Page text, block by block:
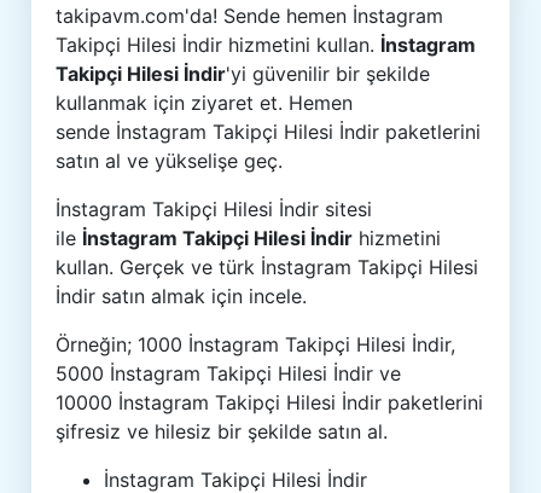
takipavm.com'da! Sende hemen İnstagram
Takipçi Hilesi İndir hizmetini kullan. İnstagram
Takipçi Hilesi İndir'yi güvenilir bir şekilde
kullanmak için ziyaret et. Hemen
sende İnstagram Takipçi Hilesi İndir paketlerini
satın al ve yükselişe geç.
İnstagram Takipçi Hilesi İndir sitesi
ile İnstagram Takipçi Hilesi İndir hizmetini
kullan. Gerçek ve türk İnstagram Takipçi Hilesi
İndir satın almak için incele.
Örneğin; 1000 İnstagram Takipçi Hilesi İndir,
5000 İnstagram Takipçi Hilesi İndir ve
10000 İnstagram Takipçi Hilesi İndir paketlerini
şifresiz ve hilesiz bir şekilde satın al.
İnstagram Takipçi Hilesi İndir